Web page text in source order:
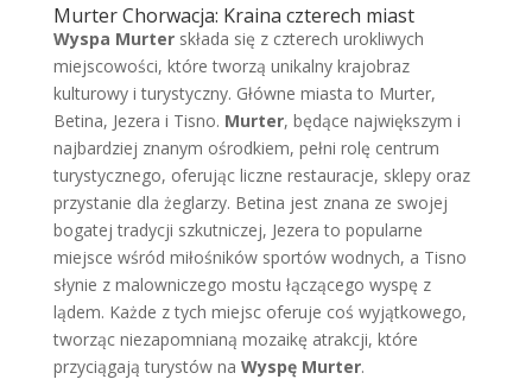
Murter Chorwacja: Kraina czterech miast
Wyspa Murterskłada się z czterech urokliwych
miejscowości, które tworzą unikalny krajobraz
kulturowy i turystyczny. Główne miasta to Murter,
Betina, Jezera i Tisno. Murter, będące największym i
najbardziej znanym ośrodkiem, pełni rolę centrum
turystycznego, oferując liczne restauracje, sklepy oraz
przystanie dla żeglarzy. Betina jest znana ze swojej
bogatej tradycji szkutniczej, Jezera to popularne
miejsce wśród miłośników sportów wodnych, a Tisno
słynie z malowniczego mostu łączącego wyspę z
lądem. Każde z tych miejsc oferuje coś wyjątkowego,
tworząc niezapomnianą mozaikę atrakcji, które
przyciągają turystów na Wyspę Murter.